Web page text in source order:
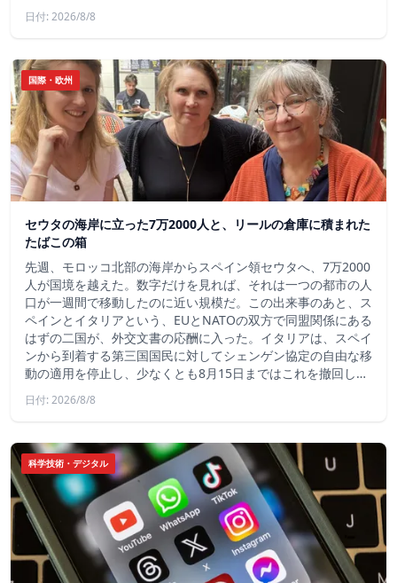
日付: 2026/8/8
国際・欧州
セウタの海岸に立った7万2000人と、リールの倉庫に積まれた
たばこの箱
先週、モロッコ北部の海岸からスペイン領セウタへ、7万2000
人が国境を越えた。数字だけを見れば、それは一つの都市の人
口が一週間で移動したのに近い規模だ。この出来事のあと、ス
ペインとイタリアという、EUとNATOの双方で同盟関係にある
はずの二国が、外交文書の応酬に入った。イタリアは、スペイ
ンから到着する第三国国民に対してシェンゲン協定の自由な移
動の適用を停止し、少なくとも8月15日まではこれを撤回し…
日付: 2026/8/8
科学技術・デジタル